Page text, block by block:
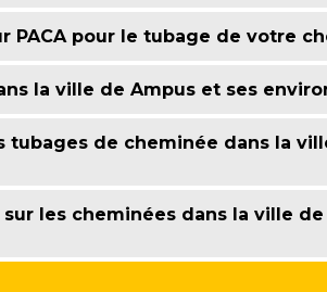
PACA pour le tubage de votre
la ville de Ampus et ses
tubages de cheminée dans la
les cheminées dans la ville